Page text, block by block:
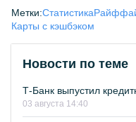
Метки:Статистика
Карты с кэшбэком
Новости по теме
Т-Банк выпустил
03 августа 14:40